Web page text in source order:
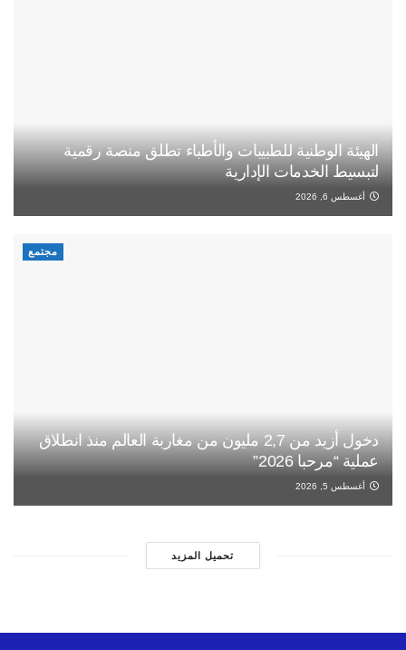
الهيئة الوطنية للطبيبات والأطباء تطلق منصة رقمية
لتبسيط الخدمات الإدارية
أغسطس 6, 2026
مجتمع
دخول أزيد من 2,7 مليون من مغاربة العالم منذ انطلاق
عملية “مرحبا 2026”
أغسطس 5, 2026
تحميل المزيد